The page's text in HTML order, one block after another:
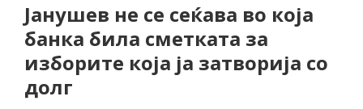
Јанушев не се сеќава во која
банка била сметката за
изборите која ја затворија со
долг